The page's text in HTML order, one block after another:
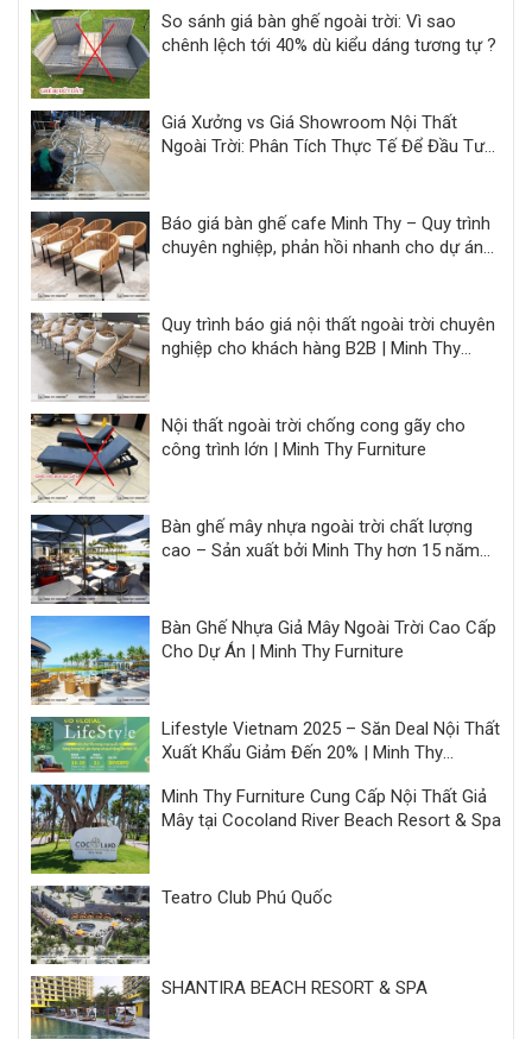
So sánh giá bàn ghế ngoài trời: Vì sao
chênh lệch tới 40% dù kiểu dáng tương tự ?
Giá Xưởng vs Giá Showroom Nội Thất
Ngoài Trời: Phân Tích Thực Tế Để Đầu Tư
Báo giá bàn ghế cafe Minh Thy – Quy trình
chuyên nghiệp, phản hồi nhanh cho dự án
Quy trình báo giá nội thất ngoài trời chuyên
nghiệp cho khách hàng B2B | Minh Thy
Nội thất ngoài trời chống cong gãy cho
công trình lớn | Minh Thy Furniture
Bàn ghế mây nhựa ngoài trời chất lượng
cao – Sản xuất bởi Minh Thy hơn 15 năm
Bàn Ghế Nhựa Giả Mây Ngoài Trời Cao Cấp
Cho Dự Án | Minh Thy Furniture
Lifestyle Vietnam 2025 – Săn Deal Nội Thất
Xuất Khẩu Giảm Đến 20% | Minh Thy
Minh Thy Furniture Cung Cấp Nội Thất Giả
Mây tại Cocoland River Beach Resort & Spa
Teatro Club Phú Quốc
SHANTIRA BEACH RESORT & SPA